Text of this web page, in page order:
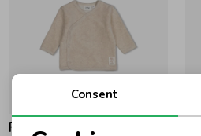
Feetje
Consent